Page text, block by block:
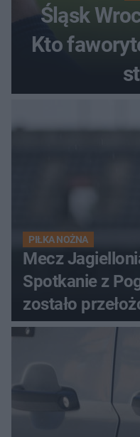
Śląsk
Kto
PIŁKA NOŻNA
Mecz
Spotkanie z
zostało